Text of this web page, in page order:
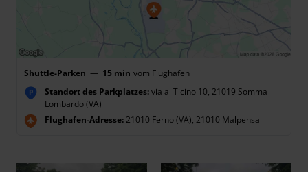
Shuttle-Parken — 15 min vom Flughafen
P Standort des Parkplatzes:via al Ticino 10, 21019 Somma
Lombardo (VA)
Flughafen-Adresse:21010 Ferno (VA), 21010 Malpensa